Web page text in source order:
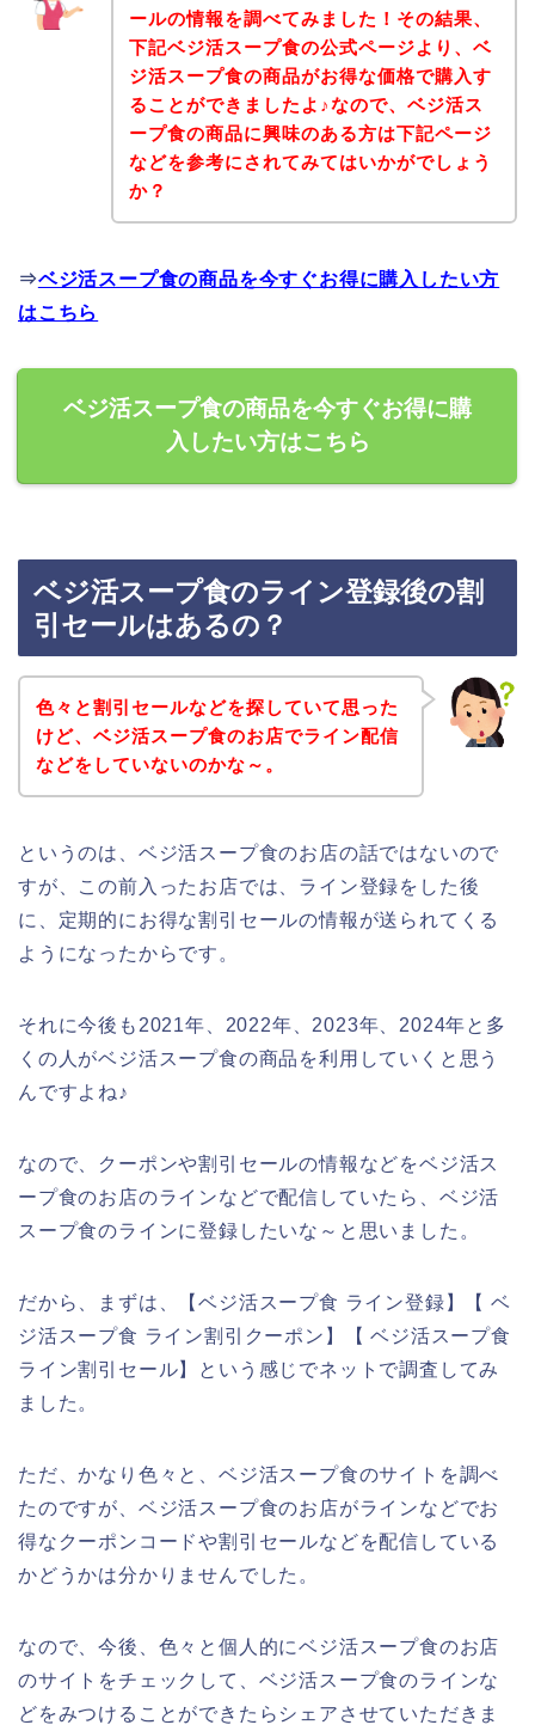
ールの情報を調べてみました！その結果、
下記ベジ活スープ食の公式ページより、ベ
ジ活スープ食の商品がお得な価格で購入す
ることができましたよ♪なので、ベジ活ス
ープ食の商品に興味のある方は下記ページ
などを参考にされてみてはいかがでしょう
か？
⇒ベジ活スープ食の商品を今すぐお得に購入したい方
はこちら
ベジ活スープ食の商品を今すぐお得に購
入したい方はこちら
ベジ活スープ食のライン登録後の割
引セールはあるの？
色々と割引セールなどを探していて思った
けど、ベジ活スープ食のお店でライン配信
などをしていないのかな～。
というのは、ベジ活スープ食のお店の話ではないので
すが、この前入ったお店では、ライン登録をした後
に、定期的にお得な割引セールの情報が送られてくる
ようになったからです。
それに今後も2021年、2022年、2023年、2024年と多
くの人がベジ活スープ食の商品を利用していくと思う
んですよね♪
なので、クーポンや割引セールの情報などをベジ活ス
ープ食のお店のラインなどで配信していたら、ベジ活
スープ食のラインに登録したいな～と思いました。
だから、まずは、【ベジ活スープ食 ライン登録】【 ベ
ジ活スープ食 ライン割引クーポン】【 ベジ活スープ食
ライン割引セール】という感じでネットで調査してみ
ました。
ただ、かなり色々と、ベジ活スープ食のサイトを調べ
たのですが、ベジ活スープ食のお店がラインなどでお
得なクーポンコードや割引セールなどを配信している
かどうかは分かりませんでした。
なので、今後、色々と個人的にベジ活スープ食のお店
のサイトをチェックして、ベジ活スープ食のラインな
どをみつけることができたらシェアさせていただきま